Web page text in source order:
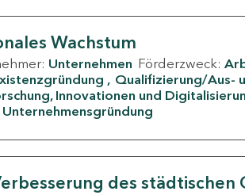
Wachstum
Unternehmen Förderzweck:
Qualifizierung/Aus-
Innovationen und
Unternehmensgründung
des städtischen